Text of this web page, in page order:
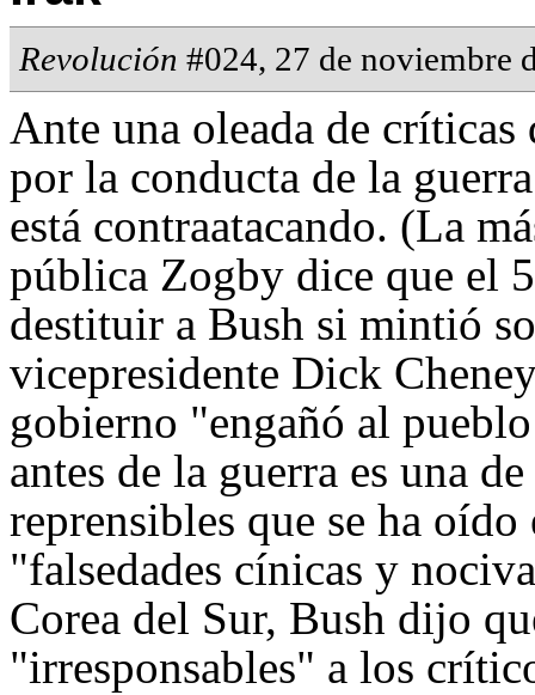
Revolución #024, 27 de noviembre
Ante una oleada de
por la conducta de la
está contraatacando. (La
pública Zogby dice que el
destituir a Bush si mintió
vicepresidente Dick
gobierno "engañó al
antes de la guerra es una
reprensibles que se ha
"falsedades cínicas y
Corea del Sur, Bush dijo
"irresponsables" a los